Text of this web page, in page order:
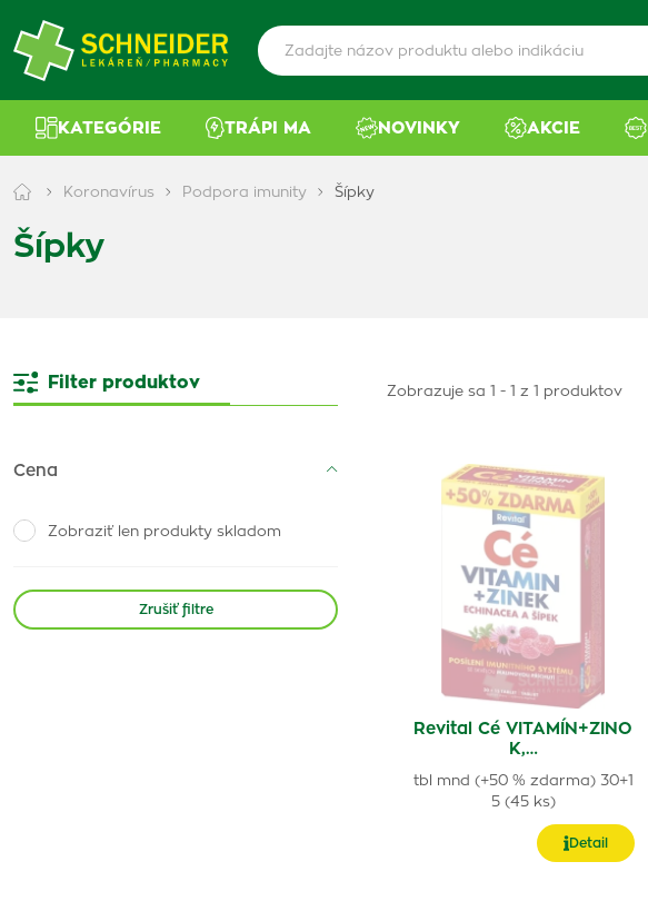
KATEGÓRIE TRÁPI MA NOVINKY AKCIE
Koronavírus Podpora imunity Šípky
Šípky
Filter produktov
Cena
Zobraziť len produkty skladom
Zrušiť filtre
Zobrazuje sa 1 - 1 z 1 produktov
Revital Cé VITAMÍN+ZINO
K,…
tbl mnd (+50 % zdarma) 30+1
5 (45 ks)
Detail